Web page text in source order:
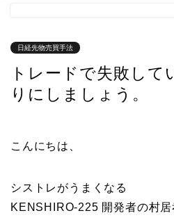
日経先物売買手法
トレードで失敗して
りにしましょう。
こんにちは、
シストレがうまくなる
KENSHIRO-225 開発者の村居